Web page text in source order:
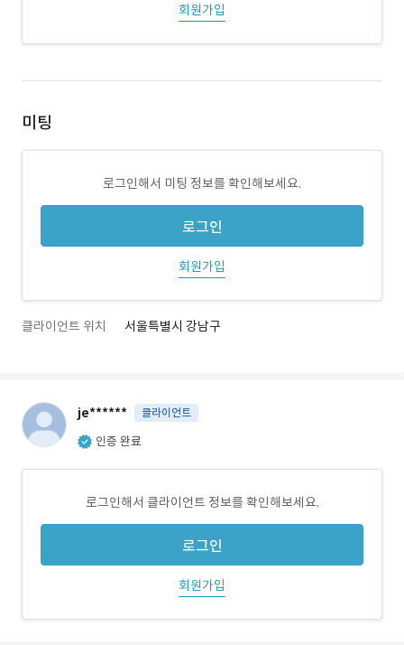
회원가입
미팅
로그인해서 미팅 정보를 확인해보세요.
로그인
회원가입
클라이언트 위치 서울특별시 강남구
je****** 클라이언트
인증 완료
로그인해서 클라이언트 정보를 확인해보세요.
로그인
회원가입